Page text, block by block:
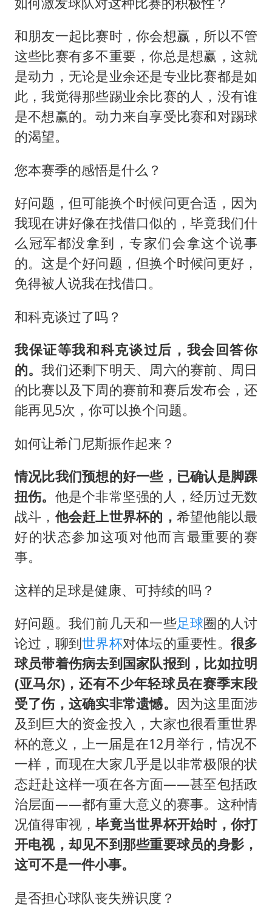
和朋友一起比赛时，你会想赢，所以不管
这些比赛有多不重要，你总是想赢，这就
是动力，无论是业余还是专业比赛都是如
此，我觉得那些踢业余比赛的人，没有谁
是不想赢的。动力来自享受比赛和对踢球
的渴望。
您本赛季的感悟是什么？
好问题，但可能换个时候问更合适，因为
我现在讲好像在找借口似的，毕竟我们什
么冠军都没拿到，专家们会拿这个说事
的。这是个好问题，但换个时候问更好，
免得被人说我在找借口。
和科克谈过了吗？
我保证等我和科克谈过后，我会回答你
的。我们还剩下明天、周六的赛前、周日
的比赛以及下周的赛前和赛后发布会，还
能再见5次，你可以换个问题。
如何让希门尼斯振作起来？
情况比我们预想的好一些，已确认是脚踝
扭伤。 他是个非常坚强的人，经历过无数
战斗， 他会赶上世界杯的， 希望他能以最
好的状态参加这项对他而言最重要的赛
事。
这样的足球是健康、可持续的吗？
好问题。我们前几天和一些足球圈的人讨
论过，聊到世界杯对体坛的重要性。 很多
球员带着伤病去到国家队报到，比如拉明
(亚马尔)，还有不少年轻球员在赛季末段
受了伤，这确实非常遗憾。 因为这里面涉
及到巨大的资金投入，大家也很看重世界
杯的意义，上一届是在12月举行，情况不
一样，而现在大家几乎是以非常极限的状
态赶赴这样一项在各方面——甚至包括政
治层面——都有重大意义的赛事。这种情
况值得审视，毕竟当世界杯开始时，你打
开电视，却见不到那些重要球员的身影，
这可不是一件小事。
是否担心球队丧失辨识度？